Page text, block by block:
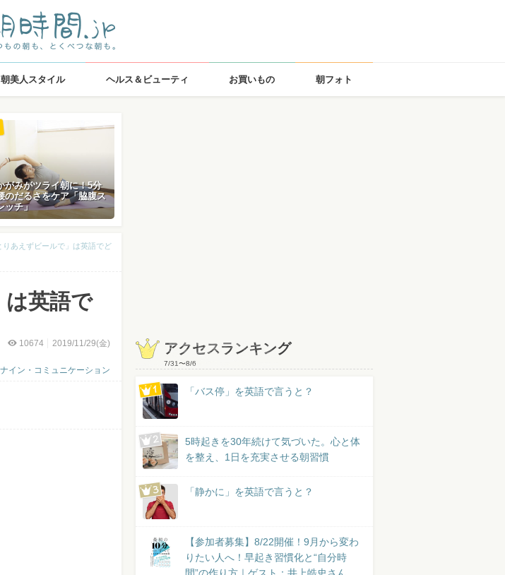
朝美人スタイル ヘルス＆ビューティ お買いもの 朝フォト
がみがツライ朝に！5分
のだるさをケア「脇腹ス
ッチ」
りあえずビールで」は英語でど
は英語で
10674 2019/11/29(金)
イン・コミュニケーション
アクセスランキング
7/31〜8/6
「バス停」を英語で言うと？
5時起きを30年続けて気づいた。心と体
を整え、1日を充実させる朝習慣
「静かに」を英語で言うと？
【参加者募集】8/22開催！9月から変わ
りたい人へ！早起き習慣化と“自分時